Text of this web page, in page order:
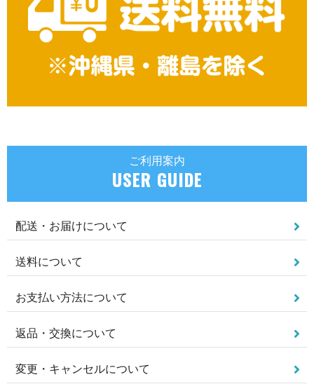
ご利用案内
USER GUIDE
配送・お届けについて
送料について
お支払い方法について
返品・交換について
変更・キャンセルについて